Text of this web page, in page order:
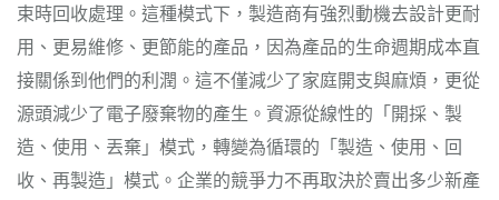
束時回收處理。這種模式下，製造商有強烈動機去設計更耐
用、更易維修、更節能的產品，因為產品的生命週期成本直
接關係到他們的利潤。這不僅減少了家庭開支與麻煩，更從
源頭減少了電子廢棄物的產生。資源從線性的「開採、製
造、使用、丟棄」模式，轉變為循環的「製造、使用、回
收、再製造」模式。企業的競爭力不再取決於賣出多少新產